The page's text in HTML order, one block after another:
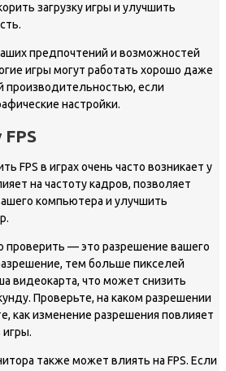
загрузку игры и улучшить
предпочтений и возможностей
игры могут работать хорошо даже
производительностью, если
настройки.
FPS в играх очень часто возникает у
на частоту кадров, позволяет
компьютера и улучшить
проверить — это разрешение вашего
тем больше пикселей
видеокарта, что может снизить
Проверьте, на каком разрешении
как изменение разрешения повлияет
также может влиять на FPS. Если